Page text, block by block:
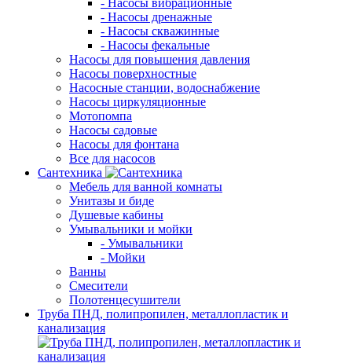
- Насосы вибрационные
- Насосы дренажные
- Насосы скважинные
- Насосы фекальные
Насосы для повышения давления
Насосы поверхностные
Насосные станции, водоснабжение
Насосы циркуляционные
Мотопомпа
Насосы садовые
Насосы для фонтана
Все для насосов
Сантехника
Мебель для ванной комнаты
Унитазы и биде
Душевые кабины
Умывальники и мойки
- Умывальники
- Мойки
Ванны
Смесители
Полотенцесушители
Труба ПНД, полипропилен, металлопластик и
канализация